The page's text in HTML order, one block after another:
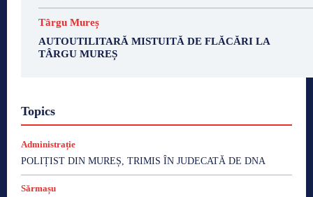
Târgu Mureș
AUTOUTILITARĂ MISTUITĂ DE FLĂCĂRI LA
TÂRGU MUREȘ
Topics
Administrație
POLIȚIST DIN MUREȘ, TRIMIS ÎN JUDECATĂ DE DNA
Sărmașu